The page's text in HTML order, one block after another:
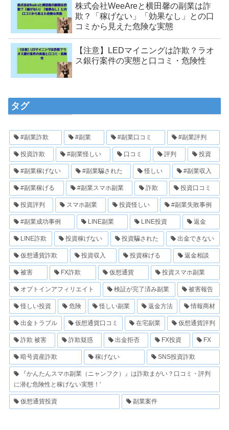
株式会社WeeAreと横田馨の副業は詐
欺？「稼げない」「効果なし」との口
コミから見えた危険な実態
【注意】LEDマイニングは詐欺？ラオ
ス銀行案件の実態と口コミ・危険性
タグ
#副業詐欺 #副業 #副業口コミ #副業評判
投資詐欺 #副業怪しい 口コミ 評判 投資
#副業稼げない #副業騙された 怪しい #副業収入
#副業稼げる #副業スマホ副業 詐欺 投資口コミ
投資評判 スマホ副業 投資怪しい #副業失敗事例
#副業成功事例 LINE副業 LINE投資 返金
LINE詐欺 投資稼げない 投資騙された 出金できない
仮想通貨詐欺 投資収入 投資稼げる 返金相談
被害 FX詐欺 仮想通貨 投資スマホ副業
オプトインアフィリエイト 検証が完了済み副業 被害報告
怪しい投資 危険 怪しい副業 返金方法 情報商材
出金トラブル 仮想通貨口コミ 在宅副業 仮想通貨評判
詐欺 被害 詐欺疑惑 出金拒否 FX投資 FX
暗号資産詐欺 稼げない SNS投資詐欺
『かんたんスマホ副業（ニャンフク）』は詐欺まがい？口コミ・評判
に潜む危険性と稼げない実態！'
仮想通貨投資 副業案件